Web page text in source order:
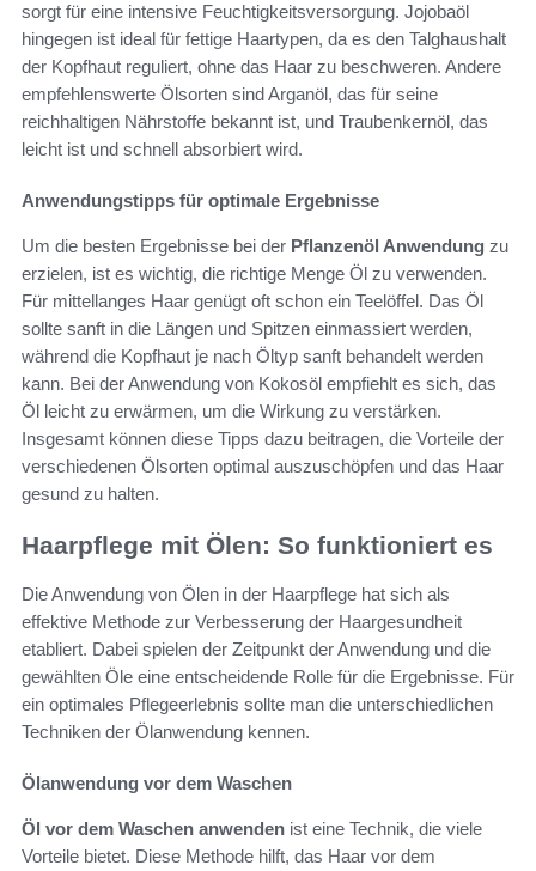
sorgt für eine intensive Feuchtigkeitsversorgung. Jojobaöl
hingegen ist ideal für fettige Haartypen, da es den Talghaushalt
der Kopfhaut reguliert, ohne das Haar zu beschweren. Andere
empfehlenswerte Ölsorten sind Arganöl, das für seine
reichhaltigen Nährstoffe bekannt ist, und Traubenkernöl, das
leicht ist und schnell absorbiert wird.
Anwendungstipps für optimale Ergebnisse
Um die besten Ergebnisse bei der Pflanzenöl Anwendung zu
erzielen, ist es wichtig, die richtige Menge Öl zu verwenden.
Für mittellanges Haar genügt oft schon ein Teelöffel. Das Öl
sollte sanft in die Längen und Spitzen einmassiert werden,
während die Kopfhaut je nach Öltyp sanft behandelt werden
kann. Bei der Anwendung von Kokosöl empfiehlt es sich, das
Öl leicht zu erwärmen, um die Wirkung zu verstärken.
Insgesamt können diese Tipps dazu beitragen, die Vorteile der
verschiedenen Ölsorten optimal auszuschöpfen und das Haar
gesund zu halten.
Haarpflege mit Ölen: So funktioniert es
Die Anwendung von Ölen in der Haarpflege hat sich als
effektive Methode zur Verbesserung der Haargesundheit
etabliert. Dabei spielen der Zeitpunkt der Anwendung und die
gewählten Öle eine entscheidende Rolle für die Ergebnisse. Für
ein optimales Pflegeerlebnis sollte man die unterschiedlichen
Techniken der Ölanwendung kennen.
Ölanwendung vor dem Waschen
Öl vor dem Waschen anwenden ist eine Technik, die viele
Vorteile bietet. Diese Methode hilft, das Haar vor dem